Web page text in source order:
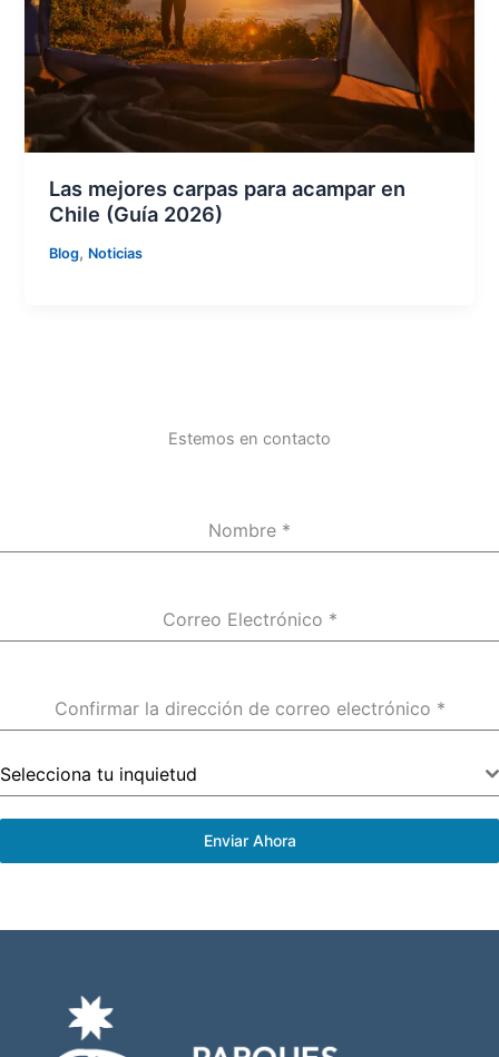
Las mejores carpas para acampar en
Chile (Guía 2026)
Blog, Noticias
Estemos en contacto
Nombre *
Correo Electrónico *
Confirmar la dirección de correo electrónico *
Selecciona tu inquietud
Enviar Ahora